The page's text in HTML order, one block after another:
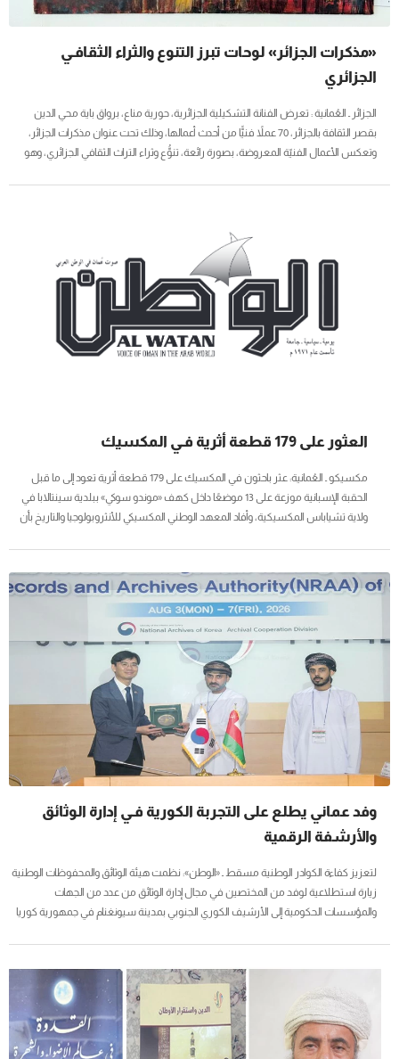
«مذكرات الجزائر» لوحات تبرز التنوع والثراء الثقافـي
الجزائري
الجزائر ـ العُمانية : تعرض الفنانة التشكيلية الجزائرية، حورية مناع، برواق باية محي الدين
بقصر الثقافة بالجزائر، 70 عملاً فنيًّا من أحدث أعمالها، وذلك تحت عنوان مذكرات الجزائر،
وتعكس الأعمال الفنيّة المعروضة، بصورة رائعة، تنوُّع وثراء التراث الثقافي الجزائري، وهو
العثور على 179 قطعة أثرية فـي المكسيك
مكسيكو ـ العُمانية: عثر باحثون في المكسيك على 179 قطعة أثرية تعود إلى ما قبل
الحقبة الإسبانية موزعة على 13 موضعًا داخل كهف «موندو سوكي» ببلدية سينتالابا في
ولاية تشياباس المكسيكية، وأفاد المعهد الوطني المكسيكي للأنثروبولوجيا والتاريخ بأن
وجرارًا خزفية تعود وفق تقديرات أولية إلى الفترة الكلاسيكية (600-900 ميلادية) وتحمل
زخارف تمثل النمر الأميركي والبوم والثعبان وهي رموز مرتبطة بمعتقدات...
وفد عماني يطلع على التجربة الكورية فـي إدارة الوثائق
والأرشفة الرقمية
لتعزيز كفاءة الكوادر الوطنية مسقط ـ «الوطن»: نظمت هيئة الوثائق والمحفوظات الوطنية
زيارة استطلاعية لوفد من المختصين في مجال إدارة الوثائق من عدد من الجهات
والمؤسسات الحكومية إلى الأرشيف الكوري الجنوبي بمدينة سيونغنام في جمهورية كوريا
الاطلاع على التجربة الكورية الجنوبية في إدارة الوثائق والمحفوظات، والاستفادة من أفضل
الممارسات والتقنيات الحديثة، بما يسهم في تطوير منظومة...